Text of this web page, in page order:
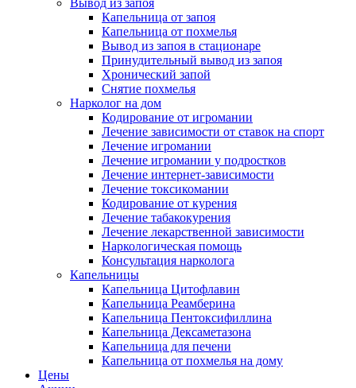
Вывод из запоя
Капельница от запоя
Капельница от похмелья
Вывод из запоя в стационаре
Принудительный вывод из запоя
Хронический запой
Снятие похмелья
Нарколог на дом
Кодирование от игромании
Лечение зависимости от ставок на спорт
Лечение игромании
Лечение игромании у подростков
Лечение интернет-зависимости
Лечение токсикомании
Кодирование от курения
Лечение табакокурения
Лечение лекарственной зависимости
Наркологическая помощь
Консультация нарколога
Капельницы
Капельница Цитофлавин
Капельница Реамберина
Капельница Пентоксифиллина
Капельница Дексаметазона
Капельница для печени
Капельница от похмелья на дому
Цены